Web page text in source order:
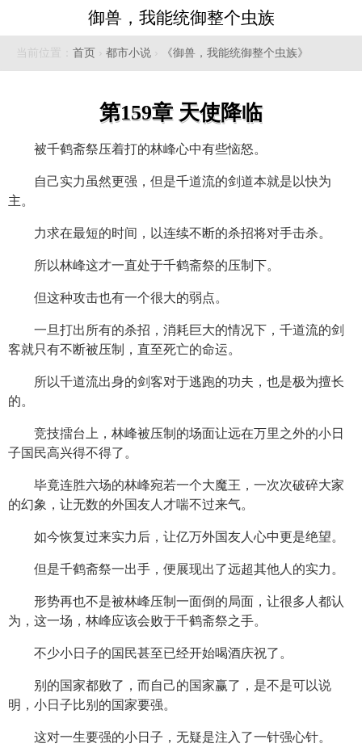
御兽，我能统御整个虫族
当前位置： 首页 › 都市小说 › 《御兽，我能统御整个虫族》
第159章 天使降临
被千鹤斋祭压着打的林峰心中有些恼怒。
自己实力虽然更强，但是千道流的剑道本就是以快为
主。
力求在最短的时间，以连续不断的杀招将对手击杀。
所以林峰这才一直处于千鹤斋祭的压制下。
但这种攻击也有一个很大的弱点。
一旦打出所有的杀招，消耗巨大的情况下，千道流的剑
客就只有不断被压制，直至死亡的命运。
所以千道流出身的剑客对于逃跑的功夫，也是极为擅长
的。
竞技擂台上，林峰被压制的场面让远在万里之外的小日
子国民高兴得不得了。
毕竟连胜六场的林峰宛若一个大魔王，一次次破碎大家
的幻象，让无数的外国友人才喘不过来气。
如今恢复过来实力后，让亿万外国友人心中更是绝望。
但是千鹤斋祭一出手，便展现出了远超其他人的实力。
形势再也不是被林峰压制一面倒的局面，让很多人都认
为，这一场，林峰应该会败于千鹤斋祭之手。
不少小日子的国民甚至已经开始喝酒庆祝了。
别的国家都败了，而自己的国家赢了，是不是可以说
明，小日子比别的国家要强。
这对一生要强的小日子，无疑是注入了一针强心针。